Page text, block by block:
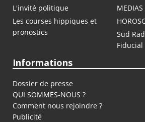
L'invité politique
MEDIAS
Les courses hippiques et
pronostics
Sud
Fiducial
Informations
Dossier de presse
QUI SOMMES-NOUS ?
Comment nous rejoindre ?
Publicité